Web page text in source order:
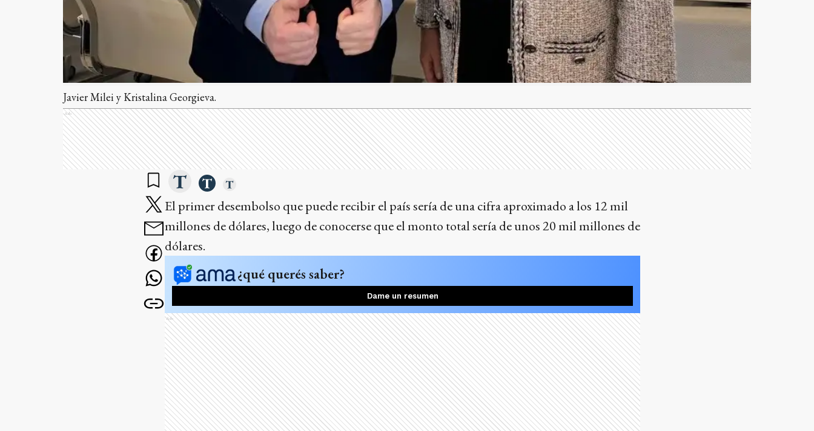
Javier Milei y Kristalina Georgieva.
Ads
El primer desembolso que puede recibir el país sería de una cifra aproximado a los 12 mil
millones de dólares, luego de conocerse que el monto total sería de unos 20 mil millones de
dólares.
¿qué querés saber?
Dame un resumen
Ads